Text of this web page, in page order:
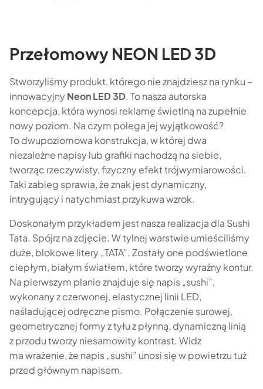
Przełomowy NEON LED 3D
Stworzyliśmy produkt, którego nie znajdziesz na rynku –
innowacyjnyNeon LED 3D. To nasza autorska
koncepcja, która wynosi reklamę świetlną na zupełnie
nowy poziom. Na czym polega jej wyjątkowość?
To dwupoziomowa konstrukcja, w której dwa
niezależne napisy lub grafiki nachodzą na siebie,
tworząc rzeczywisty, fizyczny efekt trójwymiarowości.
Taki zabieg sprawia, że znak jest dynamiczny,
intrygujący i natychmiast przykuwa wzrok.
Doskonałym przykładem jest nasza realizacja dla Sushi
Tata. Spójrz na zdjęcie. W tylnej warstwie umieściliśmy
duże, blokowe litery „TATA”. Zostały one podświetlone
ciepłym, białym światłem, które tworzy wyraźny kontur.
Na pierwszym planie znajduje się napis „sushi”,
wykonany z czerwonej, elastycznej linii LED,
naśladującej odręczne pismo. Połączenie surowej,
geometrycznej formy z tyłu z płynną, dynamiczną linią
z przodu tworzy niesamowity kontrast. Widz
ma wrażenie, że napis „sushi” unosi się w powietrzu tuż
przed głównym napisem.